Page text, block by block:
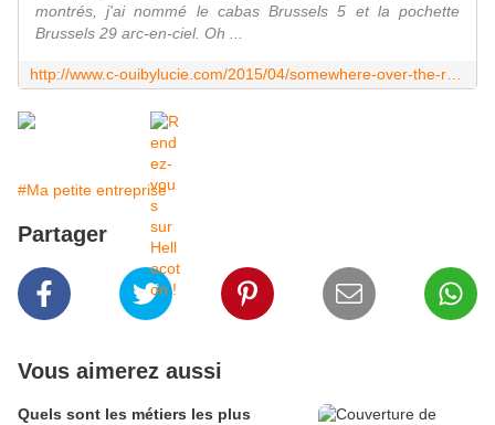
montrés, j'ai nommé le cabas Brussels 5 et la pochette
Brussels 29 arc-en-ciel. Oh ...
#Ma petite entreprise
Partager
Vous aimerez aussi
Quels sont les métiers les plus